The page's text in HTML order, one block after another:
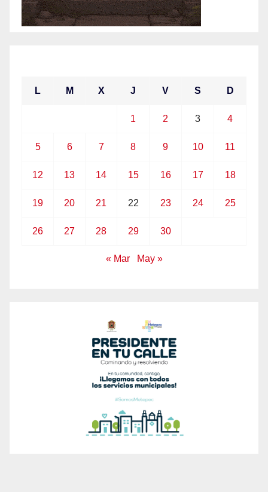
L M X J V S D
1 2 3 4
5 6 7 8 9 10 11
12 13 14 15 16 17 18
19 20 21 22 23 24 25
26 27 28 29 30
« Mar May »